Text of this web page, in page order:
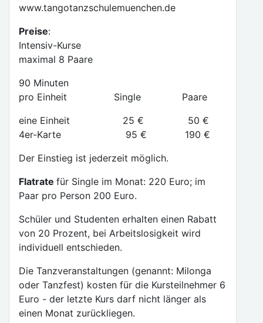
www.tangotanzschulemuenchen.de
Preise:
Intensiv-Kurse
maximal 8 Paare
90 Minuten
pro Einheit Single Paare
eine Einheit 25 € 50 €
4er-Karte 95 € 190 €
Der Einstieg ist jederzeit möglich.
Flatrate für Single im Monat: 220 Euro; im
Paar pro Person 200 Euro.
Schüler und Studenten erhalten einen Rabatt
von 20 Prozent, bei Arbeitslosigkeit wird
individuell entschieden.
Die Tanzveranstaltungen (genannt: Milonga
oder Tanzfest) kosten für die Kursteilnehmer 6
Euro - der letzte Kurs darf nicht länger als
einen Monat zurückliegen.